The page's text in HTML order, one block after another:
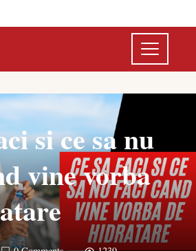
si ce sa nu
vine vorba